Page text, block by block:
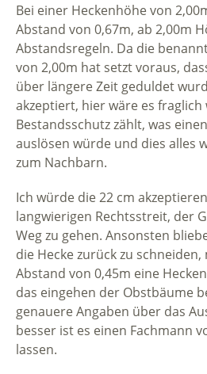
Bei einer Heckenhöhe von
Abstand von 0,67m, ab 2,00m
Abstandsregeln. Da die
von 2,00m hat setzt voraus,
über längere Zeit geduldet
akzeptiert, hier wäre es fraglich
Bestandsschutz zählt, was
auslösen würde und dies alles
zum Nachbarn.
Ich würde die 22 cm
langwierigen Rechtsstreit, der
Weg zu gehen. Ansonsten
die Hecke zurück zu
Abstand von 0,45m eine
das eingehen der Obstbäume
genauere Angaben über das
besser ist es einen Fachmann
lassen.